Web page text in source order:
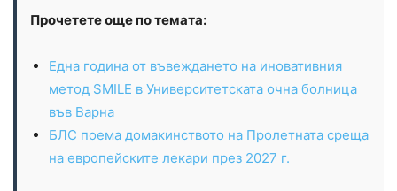
Прочетете още по темата:
Една година от въвеждането на иновативния
метод SMILE в Университетската очна болница
във Варна
БЛС поема домакинството на Пролетната среща
на европейските лекари през 2027 г.